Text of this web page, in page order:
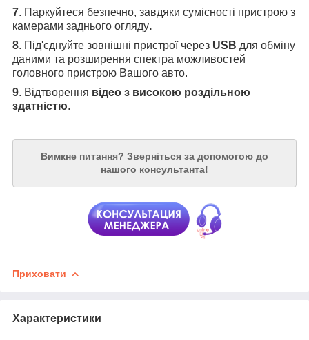
7. Паркуйтеся безпечно, завдяки сумісності пристрою з
камерами заднього огляду.
8. Під'єднуйте зовнішні пристрої через USB для обміну
даними та розширення спектра можливостей
головного пристрою Вашого авто.
9. Відтворення відео з високою роздільною
здатністю.
Вимкне питання? Зверніться за допомогою до
нашого консультанта!
Приховати
Характеристики